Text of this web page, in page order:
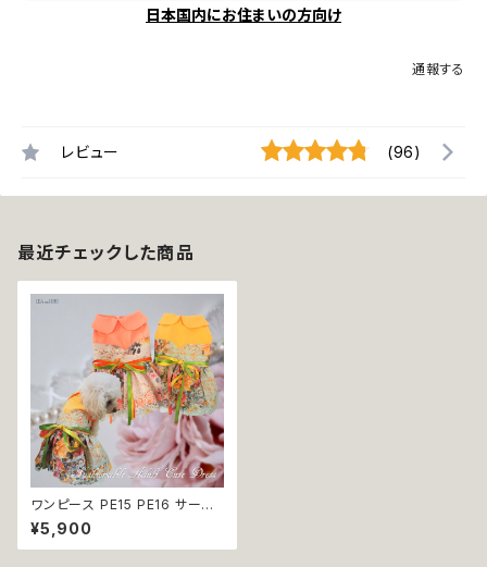
日本国内にお住まいの方向け
通報する
レビュー (96)
最近チェックした商品
ワンピース PE15 PE16 サーモ
ン ピンク オレンジ イエロー ワ
ンピ ドレス ドッグウェア 犬 猫
ペット 服 犬服 かわいい おしゃ
¥5,900